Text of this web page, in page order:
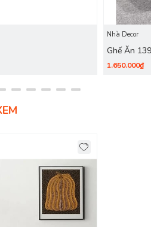
vẻ vuông vức, nhưng lại tiềm ẩn
Phần tựa lưng hơi lõm nhẹ ở mặt
giúp ghế ôm lấy lưng của người
hơn. Phần thân được sử dụng nệm
chống xẹp lún, độ đàn hồi cao. Bên
kết hợp với các đường may tỉ mỉ,
Nhà Decor
Ghế Ăn 139S
1.650.000₫